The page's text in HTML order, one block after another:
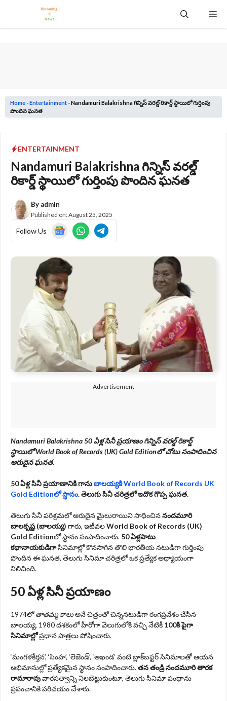
content
Home -Entertainment -Nandamuri Balakrishna గిన్నిస్ వరల్డ్ రికార్డ్ స్థాయిలో గుర్తింపు
పొందిన ఘనత
ENTERTAINMENT
Nandamuri Balakrishna గిన్నిస్ వరల్డ్
రికార్డ్ స్థాయిలో గుర్తింపు పొందిన ఘనత
By admin
Published on:August 25, 2025
Follow Us
---Advertisement---
Nandamuri Balakrishna 50 ఏళ్ల సినీ ప్రయాణం గిన్నిస్ వరల్డ్ రికార్డ్
స్థాయిలో World Book of Records (UK) Gold Editionలో చోటు సంపాదించిన
అరుదైన ఘనత.
50 ఏళ్ల సినీ ప్రయాణానికి గానుబాలయ్యకి World Book of Records UK
Gold Editionలో స్థానం. తెలుగు సినీ చరిత్రలో ఇదొక గొప్ప ఘనత.
తెలుగు సినీ పరిశ్రమలో అరుదైన మైలురాయిని సాధించిననందమూరి
బాలకృష్ణ (బాలయ్య) గారు, ఇటీవలWorld Book of Records (UK)
Gold Editionలో స్థానం సంపాదించారు. 50 ఏళ్లపాటు
కథానాయకుడిగాసినిమాల్లో కొనసాగిన తొలి భారతీయ నటుడిగా గుర్తింపు
పొందిన ఈ ఘనత, తెలుగు సినిమా చరిత్రలో ఒక ప్రత్యేక అధ్యాయంగా
నిలిచింది.
50 ఏళ్ల సినీ ప్రయాణం
1974లోతాతమ్మ కాలుఅనే చిత్రంతో చిన్ననటుడిగా రంగప్రవేశం చేసిన
బాలయ్య, 1980 దశకంలో హీరోగా వెలుగులోకి వచ్చి నేటికీ 100కి పైగా
సినిమాల్లోప్రధాన పాత్రలు పోషించారు.
‘మంగళకీర్తన’, ‘సింహ’, ‘లెజెండ్’, ‘అఖండ’ వంటి బ్లాక్‌బస్టర్ సినిమాలతో ఆయన
అభిమానుల్లో ప్రత్యేకమైన స్థానం సంపాదించారు.తన తండ్రి నందమూరి తారక
రామారావువారసత్వాన్ని నిలబెట్టుకుంటూ, తెలుగు సినిమా పంథాను
ప్రపంచానికి పరిచయం చేశారు.